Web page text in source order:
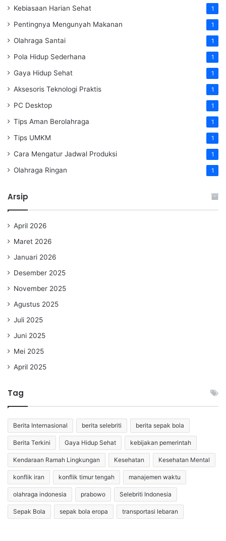
Kebiasaan Harian Sehat 1
Pentingnya Mengunyah Makanan 1
Olahraga Santai 1
Pola Hidup Sederhana 1
Gaya Hidup Sehat 1
Aksesoris Teknologi Praktis 1
PC Desktop 1
Tips Aman Berolahraga 1
Tips UMKM 1
Cara Mengatur Jadwal Produksi 1
Olahraga Ringan 1
Arsip
April 2026
Maret 2026
Januari 2026
Desember 2025
November 2025
Agustus 2025
Juli 2025
Juni 2025
Mei 2025
April 2025
Tag
Berita Internasional berita selebriti berita sepak bola
Berita Terkini Gaya Hidup Sehat kebijakan pemerintah
Kendaraan Ramah Lingkungan Kesehatan Kesehatan Mental
konflik iran konflik timur tengah manajemen waktu
olahraga indonesia prabowo Selebriti Indonesia
Sepak Bola sepak bola eropa transportasi lebaran